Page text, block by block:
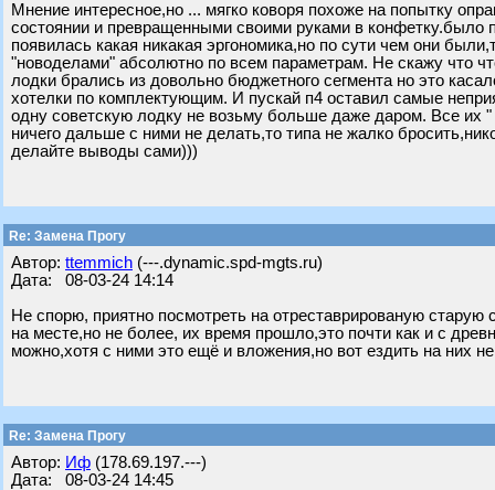
Мнение интересное,но ... мягко коворя похоже на попытку
состоянии и превращенными своими руками в конфетку.было
появилась какая никакая эргономика,но по сути чем они
"новоделами" абсолютно по всем параметрам. Не скажу что
лодки брались из довольно бюджетного сегмента но это
хотелки по комплектующим. И пускай п4 оставил самые
одну советскую лодку не возьму больше даже даром. Все их
ничего дальше с ними не делать,то типа не жалко
делайте выводы сами)))
Re: Замена Прогу
Автор: ttemmich (---.dynamic.spd-mgts.ru)
Дата: 08-03-24 14:14
Не спорю, приятно посмотреть на отреставрированую
на месте,но не более, их время прошло,это почти как и с
можно,хотя с ними это ещё и вложения,но вот ездить на них
Re: Замена Прогу
Автор: Иф (178.69.197.---)
Дата: 08-03-24 14:45